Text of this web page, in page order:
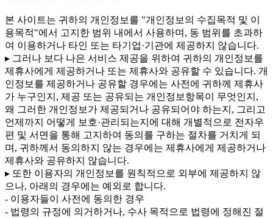
본 사이트는 귀하의 개인정보를 "개인정보의 수집목적 및 이
용목적"에서 고지한 범위 내에서 사용하며, 동 범위를 초과하
여 이용하거나 타인 또는 타기업·기관에 제공하지 않습니다.
▸ 그러나 보다 나은 서비스 제공을 위하여 귀하의 개인정보를
제휴사에게 제공하거나 또는 제휴사와 공유할 수 있습니다. 개
인정보를 제공하거나 공유할 경우에는 사전에 귀하께 제휴사
가 누구인지, 제공 또는 공유되는 개인정보항목이 무엇인지,
왜 그러한 개인정보가 제공되거나 공유되어야 하는지, 그리고
언제까지 어떻게 보호·관리되는지에 대해 개별적으로 전자우
편 및 서면을 통해 고지하여 동의를 구하는 절차를 거치게 되
며, 귀하께서 동의하지 않는 경우에는 제휴사에게 제공하거나
제휴사와 공유하지 않습니다.
▸ 또한 이용자의 개인정보를 원칙적으로 외부에 제공하지 않
으나, 아래의 경우에는 예외로 합니다.
- 이용자들이 사전에 동의한 경우
- 법령의 규정에 의거하거나, 수사 목적으로 법령에 정해진 절